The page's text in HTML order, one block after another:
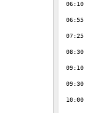
06:10
06:55
07:25
08:30
09:10
09:30
10:00